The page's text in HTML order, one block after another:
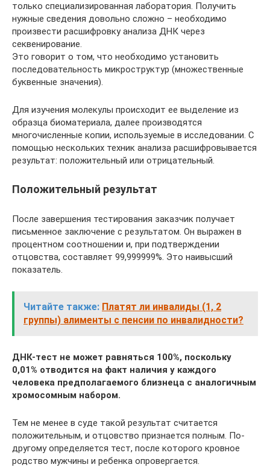
только специализированная лаборатория. Получить
нужные сведения довольно сложно – необходимо
произвести расшифровку анализа ДНК через
секвенирование.
Это говорит о том, что необходимо установить
последовательность микроструктур (множественные
буквенные значения).
Для изучения молекулы происходит ее выделение из
образца биоматериала, далее производятся
многочисленные копии, используемые в исследовании. С
помощью нескольких техник анализа расшифровывается
результат: положительный или отрицательный.
Положительный результат
После завершения тестирования заказчик получает
письменное заключение с результатом. Он выражен в
процентном соотношении и, при подтверждении
отцовства, составляет 99,999999%. Это наивысший
показатель.
Читайте также: Платят ли инвалиды (1, 2
группы) алименты с пенсии по инвалидности?
ДНК-тест не может равняться 100%, поскольку
0,01% отводится на факт наличия у каждого
человека предполагаемого близнеца с аналогичным
хромосомным набором.
Тем не менее в суде такой результат считается
положительным, и отцовство признается полным. По-
другому определяется тест, после которого кровное
родство мужчины и ребенка опровергается.